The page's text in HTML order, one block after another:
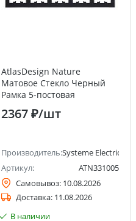
Electric)
AtlasDesign Nature
Матовое Стекло Черный
Рамка 5-постовая
(Schneider Electric) Systeme
Electric (Schneider Electric)
2367 ₽/шт
Производитель:Systeme Electric
Артикул:
ATN331005
Самовывоз: 10.08.2026
Доставка: 11.08.2026
В наличии